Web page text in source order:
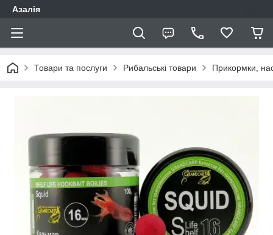
Азалія
Товари та послуги Рибальські товари Прикормки,